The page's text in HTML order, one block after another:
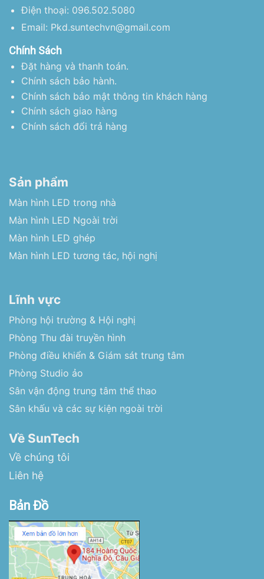
Điện thoại: 096.502.5080
Email: Pkd.suntechvn@gmail.com
Chính Sách
Đặt hàng và thanh toán.
Chính sách bảo hành.
Chính sách bảo mật thông tin khách hàng
Chính sách giao hàng
Chính sách đổi trả hàng
Sản phẩm
Màn hình LED trong nhà
Màn hình LED Ngoài trời
Màn hình LED ghép
Màn hình LED tương tác, hội nghị
Lĩnh vực
Phòng hội trường & Hội nghị
Phòng Thu đài truyền hình
Phòng điều khiển & Giám sát trung tâm
Phòng Studio ảo
Sân vận động trung tâm thể thao
Sân khấu và các sự kiện ngoài trời
Về SunTech
Về chúng tôi
Liên hệ
Bản Đồ